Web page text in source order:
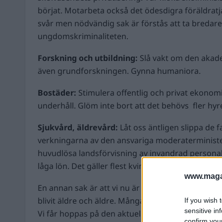
If you wish
sensitive
börjat. Motarbeta också det ödesdigra
svår men nödvändig sak är förstås att ta
ungdomskriminaliteten.
Forskning och utbildning: Slå vakt om den
även grundforskningen. Gynna humaniora.
Bostäder: Stimulera offentlig och privat
underhåll. Glöm inte bort att det behövs fler
Sjukvård, äldrevård: Låt oss äntligen slippa de
verkningarna av den ansvariga
huvudlösa landsförvisning av invandrad
låga lön. Det gäller flest kvinnor.
En annan sak är att vi nu är fler och fler
blivit äldre och äldre. Många av oss behöver
Vi får hoppas på den aktuella opinion som nu